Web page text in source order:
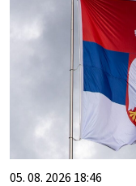
05. 08. 2026 18:46